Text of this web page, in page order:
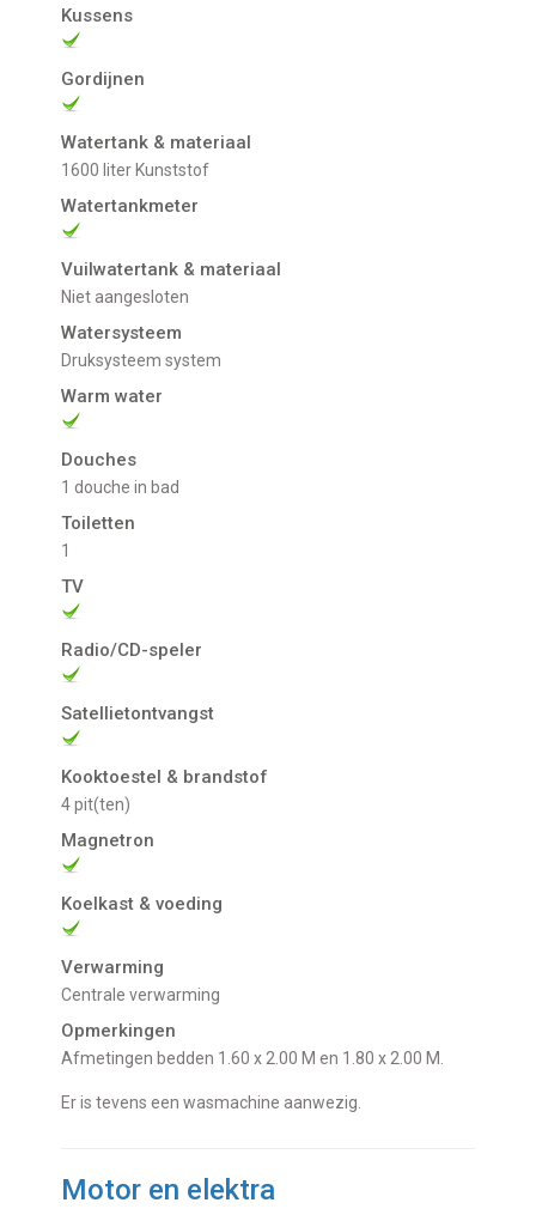
Kussens
Gordijnen
Watertank & materiaal
1600 liter Kunststof
Watertankmeter
Vuilwatertank & materiaal
niet aangesloten
Watersysteem
Druksysteem system
Warm water
Douches
1 douche in bad
Toiletten
1
TV
Radio/CD-speler
Satellietontvangst
Kooktoestel & brandstof
4 pit(ten)
Magnetron
Koelkast & voeding
Verwarming
Centrale verwarming
Opmerkingen
Afmetingen bedden 1.60 x 2.00 M en 1.80 x 2.00 M.
Er is tevens een wasmachine aanwezig.
Motor en elektra